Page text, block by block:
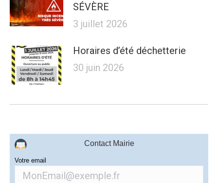
SÉVÈRE
3 juillet 2026
Horaires d’été déchetterie
30 juin 2026
Contact Mairie
Votre email